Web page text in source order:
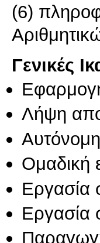
(6)
Γενικές
Λήψη
Ομαδική
Εργασία
Εργασία